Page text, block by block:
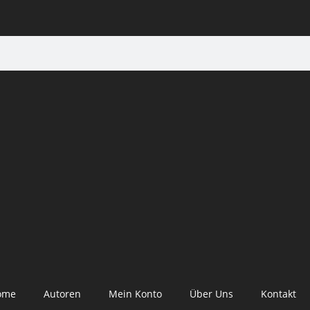
Autoren Mein Konto Über Uns Kontakt